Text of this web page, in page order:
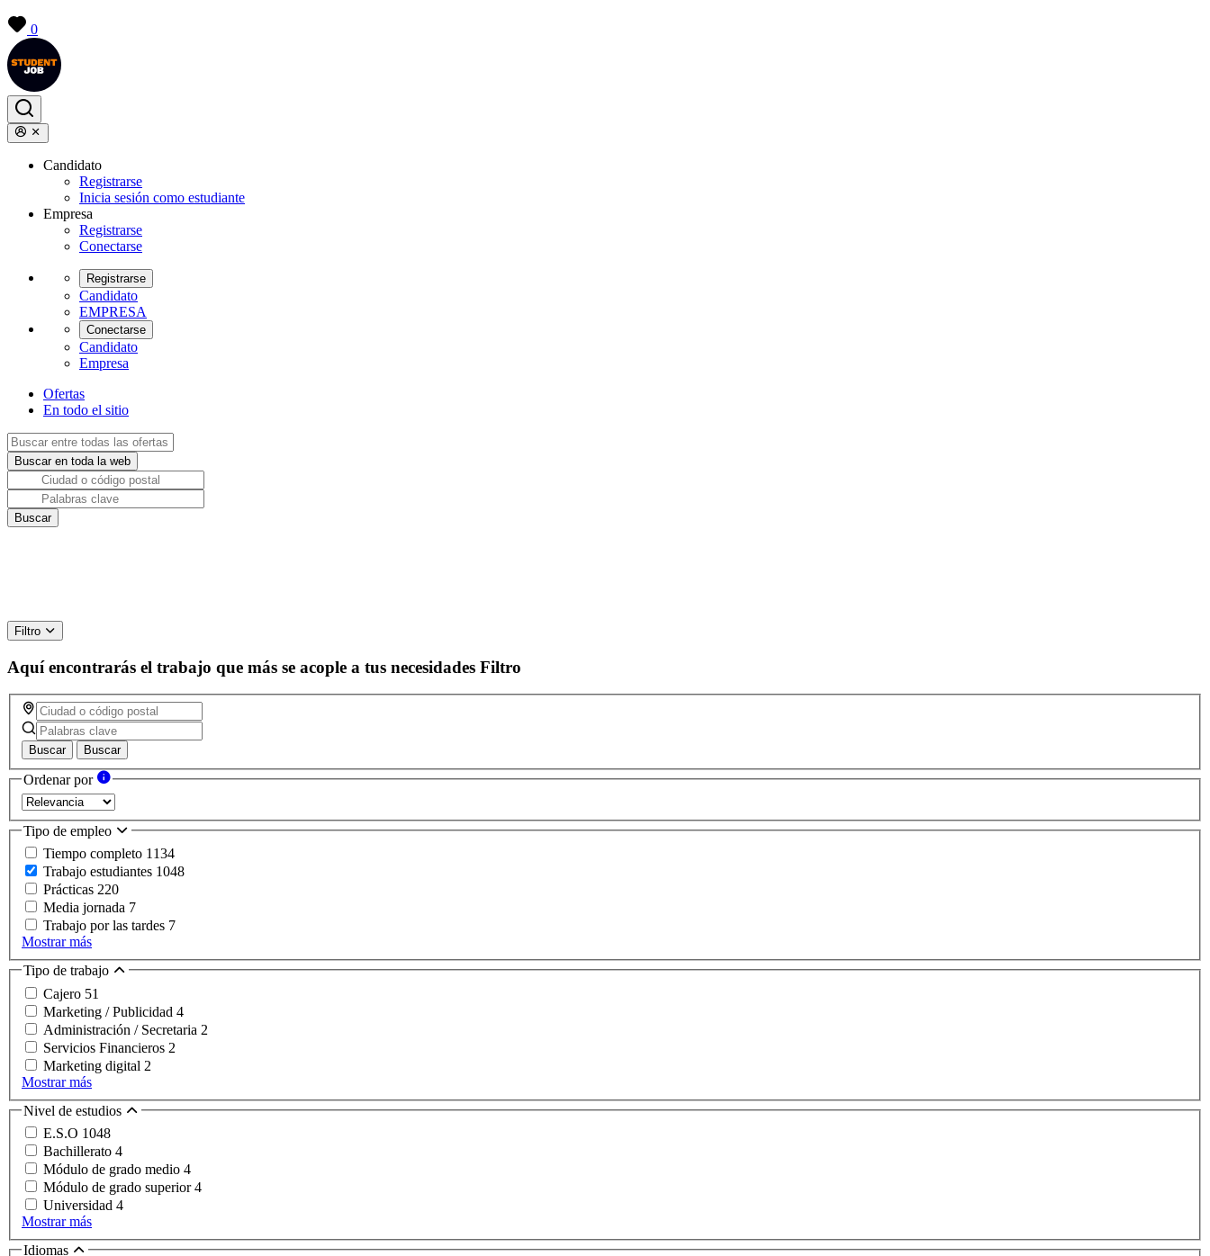
0
Candidato
Registrarse
Inicia sesión como estudiante
Empresa
Registrarse
Conectarse
Registrarse
Candidato
EMPRESA
Conectarse
Candidato
Empresa
Ofertas
En todo el sitio
Filtro
Aquí encontrarás el trabajo que más se acople a tus necesidades Filtro
Buscar Buscar
Ordenar por
Tipo de empleo
Tiempo completo 1134
Trabajo estudiantes 1048
Prácticas 220
Media jornada 7
Trabajo por las tardes 7
Mostrar más
Tipo de trabajo
Cajero 51
Marketing / Publicidad 4
Administración / Secretaria 2
Servicios Financieros 2
Marketing digital 2
Mostrar más
Nivel de estudios
E.S.O 1048
Bachillerato 4
Módulo de grado medio 4
Módulo de grado superior4
Universidad 4
Mostrar más
Idiomas